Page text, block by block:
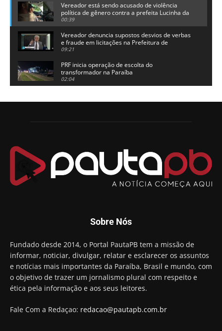
Vereador está sendo acusado de violência
política de gênero contra a prefeita Lucinha da
Saúde
00:39
Vereador denuncia supostos desvios de verbas
e fraude em licitações na Prefeitura de
Alhandra
09:21
PRF inicia operação de escolta do
transformador na Paraíba
02:04
candidatura a governador da Paraíba
Chapa dos sonhos: Cícero agradece a Galdino,
Arthur Lira parabeniza Karla Pimentel por sua
reeleição em Conde
00:23
Aguinaldo Ribeiro destaca apoio do PP a Hugo
preso e faz vídeo na cadeia
Hugo Motta retira projeto que permitia bancos
"confiscar" dinheiro de clientes
01:49
Descaso da gestão Panta deixa crianças e
professoras 'ilhadas' em creche
00:16
Sobre Nós
Fundado desde 2014, o Portal PautaPB tem a missão de
informar, noticiar, divulgar, relatar e esclarecer os assuntos
e notícias mais importantes da Paraíba, Brasil e mundo, com
o objetivo de trazer um jornalismo plural com respeito e
ética pela informação e aos seus leitores.
Fale Com a Redaçao: redacao@pautapb.com.br